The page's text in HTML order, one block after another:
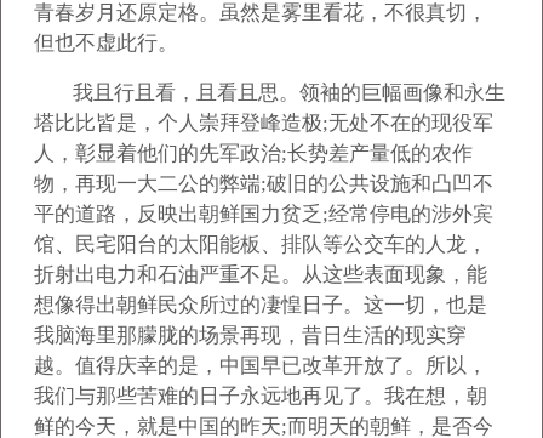
青春岁月还原定格。虽然是雾里看花，不很真切，
但也不虚此行。
我且行且看，且看且思。领袖的巨幅画像和永生
塔比比皆是，个人崇拜登峰造极;无处不在的现役军
人，彰显着他们的先军政治;长势差产量低的农作
物，再现一大二公的弊端;破旧的公共设施和凸凹不
平的道路，反映出朝鲜国力贫乏;经常停电的涉外宾
馆、民宅阳台的太阳能板、排队等公交车的人龙，
折射出电力和石油严重不足。从这些表面现象，能
想像得出朝鲜民众所过的凄惶日子。这一切，也是
我脑海里那朦胧的场景再现，昔日生活的现实穿
越。值得庆幸的是，中国早已改革开放了。所以，
我们与那些苦难的日子永远地再见了。我在想，朝
鲜的今天，就是中国的昨天;而明天的朝鲜，是否今